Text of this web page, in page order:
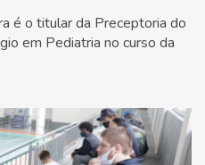
é o titular da Preceptoria do
em Pediatria no curso da